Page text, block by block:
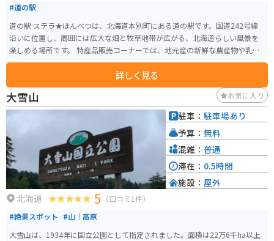
#道の駅
道の駅 ステラ★ほんべつは、北海道本別町にある道の駅です。国道242号線
沿いに位置し、周囲には広大な畑と牧草地帯が広がる、北海道らしい風景を
楽しめる場所です。 特産品販売コーナーでは、地元産の新鮮な農産物や乳製
品、本別産の小麦を使ったパンなどが販売されています。中でもおすすめ
は、本別町産のブランド豚「ほっちゃれ豚」を使った加工品です。 レストラ
ンでは、地元食材をふんだんに使った料理を楽しむことができます。特に、
ほっちゃれ豚を使ったメニューが人気です。 バイクツーリングでの利用にも
適しており、広々とした駐車場が完備されています。また、道の駅には、情
報コーナーや休憩スペースも併設されているので、ツーリングの休憩場所と
しても最適です。道の駅周辺には、パークゴルフ場や温泉施設などもあり、
観光拠点としても便利です。
詳しく見る
大雪山 お気に入り
北海道 5 （口コミ1件）
#絶景スポット #山｜高原
大雪山は、1934年に国立公園として指定されました。面積は22万6千ha以上
駐車： 駐車場あり
予算： 無料
混雑： 普通
滞在： 0.5時間
施設： 屋外